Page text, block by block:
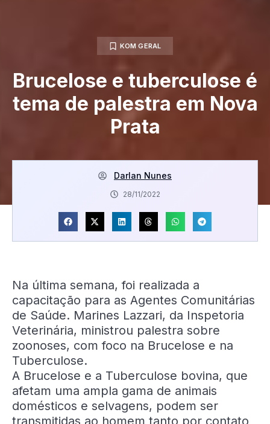
KOM GERAL
Brucelose e tuberculose é
tema de palestra em Nova
Prata
Darlan Nunes
28/11/2022
Na última semana, foi realizada a
capacitação para as Agentes Comunitárias
de Saúde. Marines Lazzari, da Inspetoria
Veterinária, ministrou palestra sobre
zoonoses, com foco na Brucelose e na
Tuberculose.
A Brucelose e a Tuberculose bovina, que
afetam uma ampla gama de animais
domésticos e selvagens, podem ser
transmitidas ao homem tanto por contato